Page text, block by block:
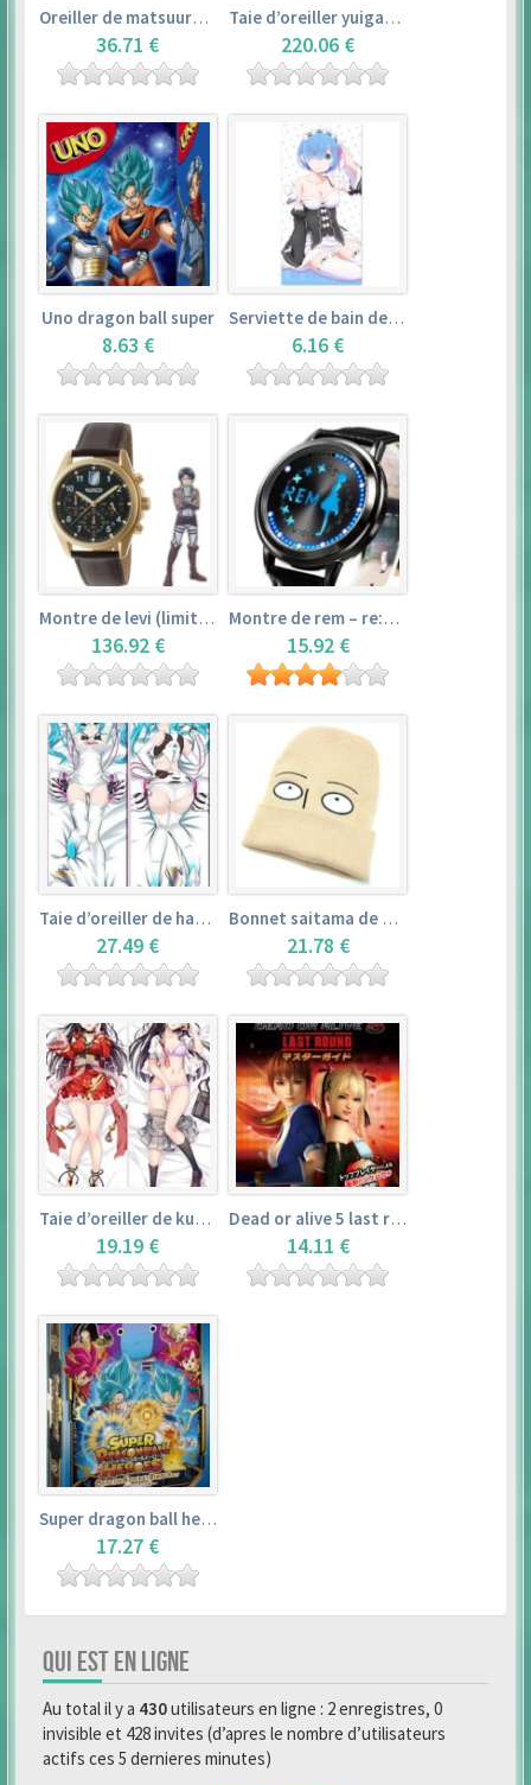
Oreiller de matsuura kanan (35cm×53cm) – love live! sunshine!!
36.71 €
Taie d’oreiller yuigahama yui (50cm×150cm) – yahari ore no seishun love comedy wa machigatteiru. zoku
220.06 €
Uno dragon ball super
8.63 €
Serviette de bain de rem (120×60cm) – re:zero kara hajimeru isekai seikatsu
6.16 €
Montre de levi (limited edition) – shingeki no kyojin
136.92 €
Montre de rem – re:zero kara hajimeru isekai seikatsu
15.92 €
Taie d’oreiller de hatsune miku (150cm×50cm) – vocaloid
27.49 €
Bonnet saitama de one punch man
21.78 €
Taie d’oreiller de kurosawa dia (160x50cm) – love live! sunshine!!
19.19 €
Dead or alive 5 last round master guide
14.11 €
Super dragon ball heroes : official 4 pocket binder set
17.27 €
QUI EST EN LIGNE
Au total il y a 430utilisateurs en ligne : 2 enregistres, 0
invisible et 428 invites (d’apres le nombre d’utilisateurs
actifs ces 5 dernieres minutes)